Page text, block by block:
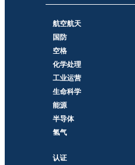
航空航天
国防
空格
化学处理
工业运营
生命科学
能源
半导体
氢气
认证